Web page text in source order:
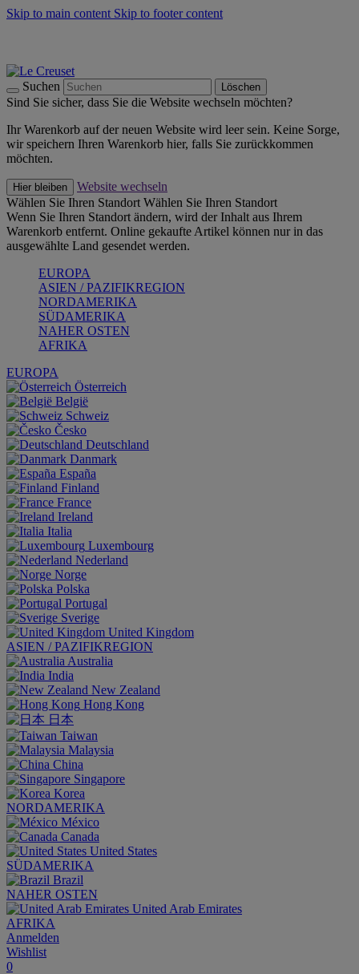
Skip to main content Skip to footer content
Suchen Löschen
Sind Sie sicher, dass Sie die Website wechseln möchten?
Ihr Warenkorb auf der neuen Website wird leer sein. Keine Sorge,
wir speichern Ihren Warenkorb hier, falls Sie zurückkommen
möchten.
Hier bleiben
Website wechseln
Wählen Sie Ihren Standort Wählen Sie Ihren Standort
Wenn Sie Ihren Standort ändern, wird der Inhalt aus Ihrem
Warenkorb entfernt. Online gekaufte Artikel können nur in das
ausgewählte Land gesendet werden.
EUROPA
ASIEN / PAZIFIKREGION
NORDAMERIKA
SÜDAMERIKA
NAHER OSTEN
AFRIKA
EUROPA
Österreich
België
Schweiz
Česko
Deutschland
Danmark
España
Finland
France
Ireland
Italia
Luxembourg
Nederland
Norge
Polska
Portugal
Sverige
United Kingdom
ASIEN / PAZIFIKREGION
Australia
India
New Zealand
Hong Kong
日本
Taiwan
Malaysia
China
Singapore
Korea
NORDAMERIKA
México
Canada
United States
SÜDAMERIKA
Brazil
NAHER OSTEN
United Arab Emirates
AFRIKA
Anmelden
Wishlist
0